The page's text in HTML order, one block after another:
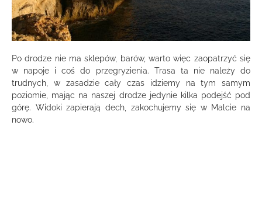
Po drodze nie ma sklepów, barów, warto więc zaopatrzyć się
w napoje i coś do przegryzienia. Trasa ta nie należy do
trudnych, w zasadzie cały czas idziemy na tym samym
poziomie, mając na naszej drodze jedynie kilka podejść pod
górę. Widoki zapierają dech, zakochujemy się w Malcie na
nowo.